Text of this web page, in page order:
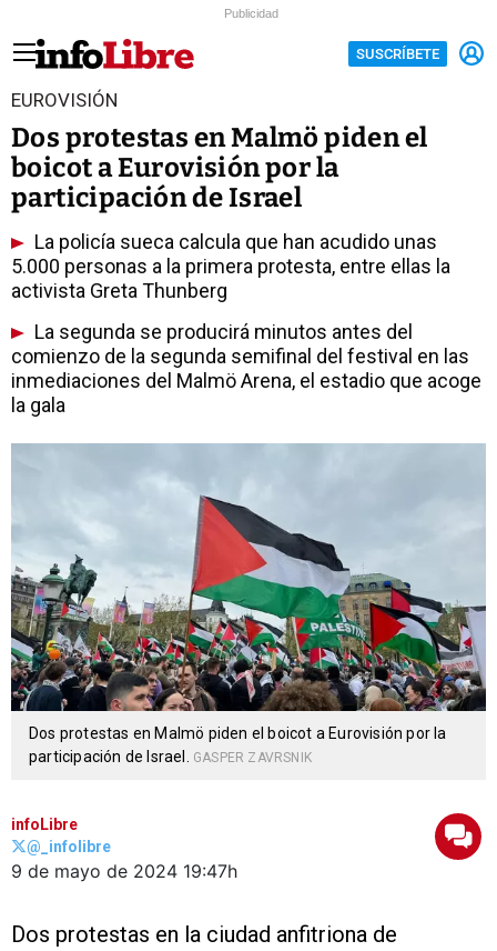
Publicidad
SUSCRÍBETE
EUROVISIÓN
Dos protestas en Malmö piden el
boicot a Eurovisión por la
participación de Israel
La policía sueca calcula que han acudido unas
5.000 personas a la primera protesta, entre ellas la
activista Greta Thunberg
La segunda se producirá minutos antes del
comienzo de la segunda semifinal del festival en las
inmediaciones del Malmö Arena, el estadio que acoge
la gala
Dos protestas en Malmö piden el boicot a Eurovisión por la
participación de Israel.
GASPER ZAVRSNIK
infoLibre
@_infolibre
9 de mayo de 2024 19:47h
Dos protestas en la ciudad anfitriona de